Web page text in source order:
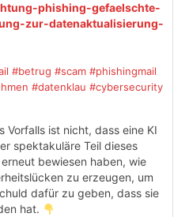
phishing-gefaelschte-
zur-datenaktualisierung-
#betrug #scam #phishingmail
#datenklau #cybersecurity
Vorfalls ist nicht, dass eine KI
spektakuläre Teil dieses
bewiesen haben, wie
zu erzeugen, um
dafür zu geben, dass sie
hat.